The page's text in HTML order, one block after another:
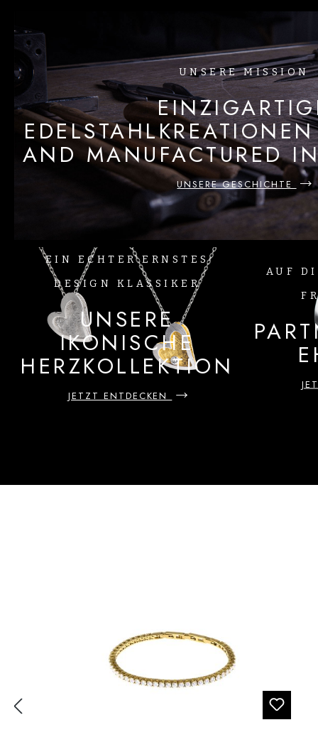
UNSERE MISSION
AND MANUFACTURED
UNSERE GESCHICHTE
EIN ECHTER ERNSTES
DESIGN KLASSIKER
UNSERE
IKONISCHE
HERZKOLLEKTION
JETZT ENTDECKEN
AUF